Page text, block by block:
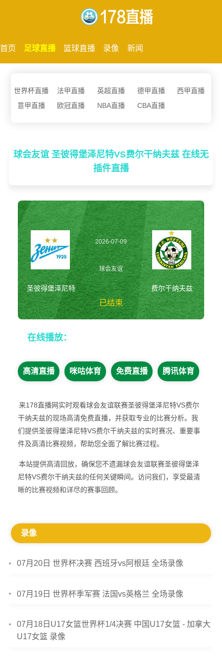
首页 足球直播 篮球直播 录像 新闻
世界杯直播 法甲直播 英超直播 德甲直播
西甲直播
意甲直播
欧冠直播 NBA直播 CBA直播
球会友谊 圣彼得堡泽尼特VS费尔干纳夫兹 在线无
插件直播
圣彼得堡泽尼特
2026-07-09
00:00:00
球会友谊
已结束
费尔干纳夫兹
在线播放：
高清直播 咪咕体育 免费直播 腾讯体育
来178直播网实时观看球会友谊联赛圣彼得堡泽尼特VS费尔
干纳夫兹的现场高清免费直播，并获取专业的比赛分析。我
们提供圣彼得堡泽尼特VS费尔干纳夫兹的实时赛况、重要事
件及高清比赛视频，帮助您全面了解比赛过程。
本站提供高清回放，确保您不遗漏球会友谊联赛圣彼得堡泽
尼特VS费尔干纳夫兹的任何关键瞬间。访问我们，享受最清
晰的比赛视频和详尽的赛事回顾。
录像
07月20日 世界杯决赛 西班牙vs阿根廷 全场录像
07月19日 世界杯季军赛 法国vs英格兰 全场录像
07月18日U17女篮世界杯1/4决赛 中国U17女篮 - 加拿大
U17女篮 录像